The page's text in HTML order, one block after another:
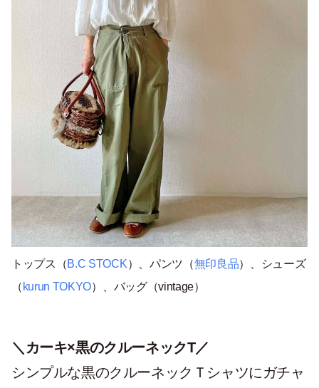
トップス（B.C STOCK）、パンツ（無印良品）、シューズ
（ kurun TOKYO）、バッグ（vintage）
＼カーキ×黒のクルーネックT／
シンプルな黒のクルーネックＴシャツにガチャ